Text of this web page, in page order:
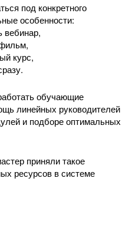
под конкретного
особенности:
вебинар,
курс,
обучающие
линейных руководителей
и подборе оптимальных
приняли такое
ресурсов в системе